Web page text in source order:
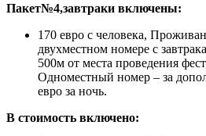
Пакет№4,завтраки включены:
170 евро с человека,
двухместном номере с
500м от места проведения
Одноместный номер – за
евро за ночь.
В стоимость включено: